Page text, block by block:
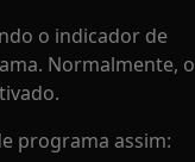
o indicador de
Normalmente, o
programa assim: